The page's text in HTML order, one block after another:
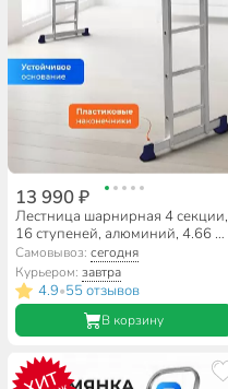
13 990 ₽
Лестница шарнирная 4 секции,
16 ступеней, алюминий, 4.66 м,
150 кг, Alumet, TL4044
Самовывоз:сегодня
Курьером:завтра
4.9•55 отзывов
В корзину